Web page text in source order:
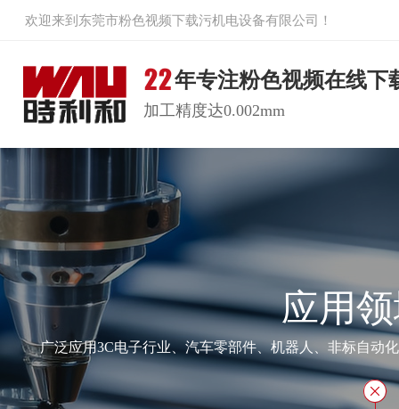
欢迎来到东莞市粉色视频下载污机电设备有限公司！
年专注粉色视频在线下
加工精度达0.002mm
应用
广泛应用3C电子行业、汽车零部件、机器人、非标自动化设